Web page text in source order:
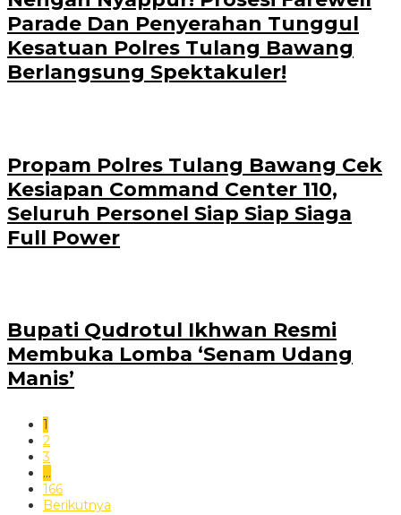
Parade Dan Penyerahan Tunggul
Kesatuan Polres Tulang Bawang
Berlangsung Spektakuler!
Propam Polres Tulang Bawang Cek
Kesiapan Command Center 110,
Seluruh Personel Siap Siap Siaga
Full Power
Bupati Qudrotul Ikhwan Resmi
Membuka Lomba ‘Senam Udang
Manis’
1
2
3
…
166
Berikutnya